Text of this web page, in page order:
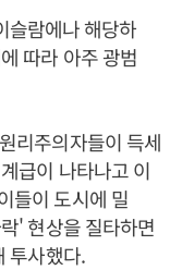
람에나 해당하
따라 아주 광범
리주의자들이 득세
급이 나타나고 이
들이 도시에 밀
' 현상을 질타하면
투사했다.